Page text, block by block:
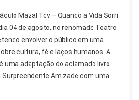
Teatro
Mazal Tov – Quando a Vida Sorri
04 de agosto, no renomado Teatro
envolver o público em uma
cultura, fé e laços humanos. A
uma adaptação do aclamado livro
Surpreendente Amizade com uma